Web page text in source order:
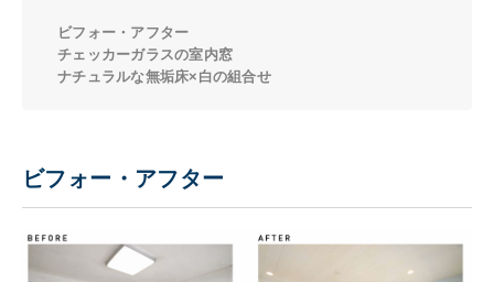
ビフォー・アフター
チェッカーガラスの室内窓
ナチュラルな無垢床×白の組合せ
ビフォー・アフター